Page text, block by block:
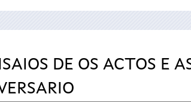
DE OS ACTOS E